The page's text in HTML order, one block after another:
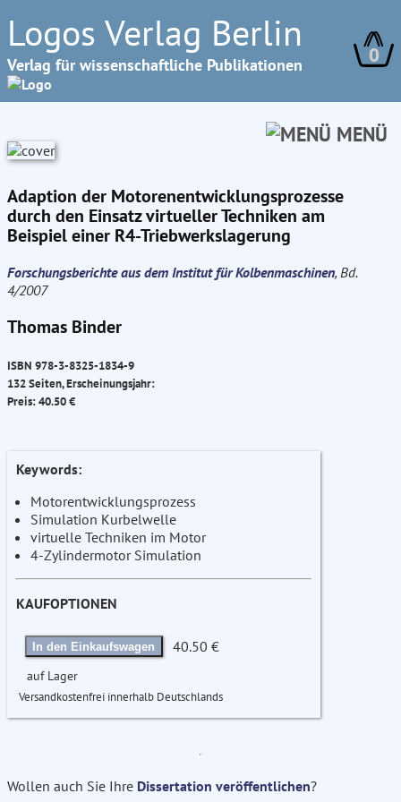
Logos Verlag Berlin
Verlag für wissenschaftliche Publikationen 0
MENÜ
Adaption der Motorenentwicklungsprozesse
durch den Einsatz virtueller Techniken am
Beispiel einer R4-Triebwerkslagerung
Forschungsberichte aus dem Institut für Kolbenmaschinen, Bd.
4/2007
Thomas Binder
ISBN 978-3-8325-1834-9
132 Seiten, Erscheinungsjahr:
Preis: 40.50 €
Keywords:
Motorentwicklungsprozess
Simulation Kurbelwelle
virtuelle Techniken im Motor
4-Zylindermotor Simulation
KAUFOPTIONEN
In den Einkaufswagen 40.50 €
auf Lager
Versandkostenfrei innerhalb Deutschlands
Wollen auch Sie Ihre Dissertation veröffentlichen?